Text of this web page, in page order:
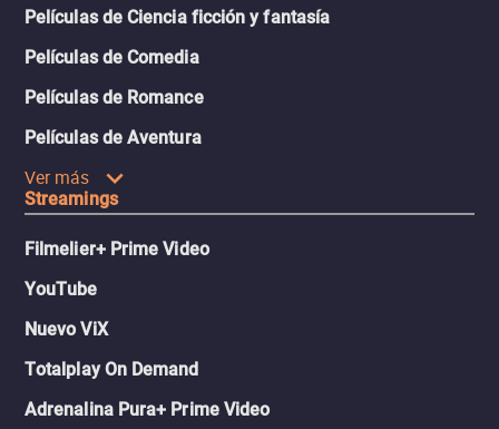
Películas de Ciencia ficción y fantasía
Películas de Comedia
Películas de Romance
Películas de Aventura
Ver más
Streamings
Filmelier+ Prime Video
YouTube
Nuevo ViX
Totalplay On Demand
Adrenalina Pura+ Prime Video